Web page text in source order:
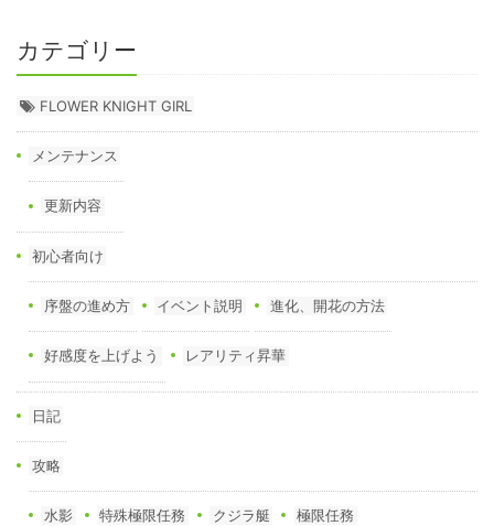
カテゴリー
FLOWER KNIGHT GIRL
メンテナンス
更新内容
初心者向け
序盤の進め方 イベント説明 進化、開花の方法
好感度を上げよう レアリティ昇華
日記
攻略
水影 特殊極限任務 クジラ艇 極限任務